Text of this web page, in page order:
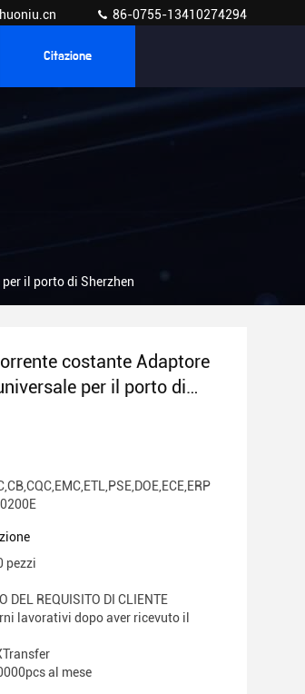
86-0755-13410274294
Citazione
il porto di Sherzhen
costante Adaptore
per il porto di
pezzi
REQUISITO DI CLIENTE
lavorativi dopo aver ricevuto il
al mese